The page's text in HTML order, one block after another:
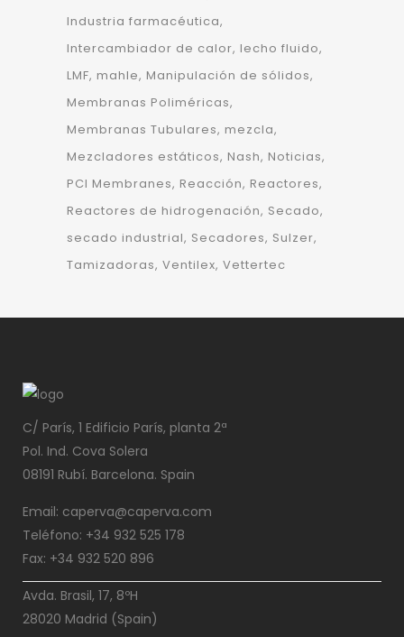
Industria farmacéutica
Intercambiador de calor lecho fluido
LMF mahle Manipulación de sólidos
Membranas Poliméricas
Membranas Tubulares mezcla
Mezcladores estáticos Nash Noticias
PCI Membranes Reacción Reactores
Reactores de hidrogenación Secado
secado industrial Secadores Sulzer
Tamizadoras Ventilex Vettertec
C/ París, 1 Edificio París, planta 2ª
Pol. Ind. Cova Solera
08191 Rubí. Barcelona. Spain
Email: caperva@caperva.com
Teléfono: +34 932 525 178
Fax: +34 932 520 896
Avda. Brasil, 17, 8ºH
28020 Madrid (Spain)